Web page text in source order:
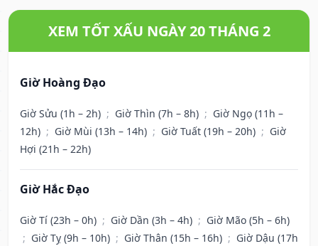
XEM TỐT XẤU NGÀY 20 THÁNG 2
Giờ Hoàng Đạo
Giờ Sửu (1h – 2h) ; Giờ Thìn (7h – 8h) ; Giờ Ngọ (11h –
12h) ; Giờ Mùi (13h – 14h) ; Giờ Tuất (19h – 20h) ; Giờ
Hợi (21h – 22h)
Giờ Hắc Đạo
Giờ Tí (23h – 0h) ; Giờ Dần (3h – 4h) ; Giờ Mão (5h – 6h)
; Giờ Tỵ (9h – 10h) ; Giờ Thân (15h – 16h) ; Giờ Dậu (17h